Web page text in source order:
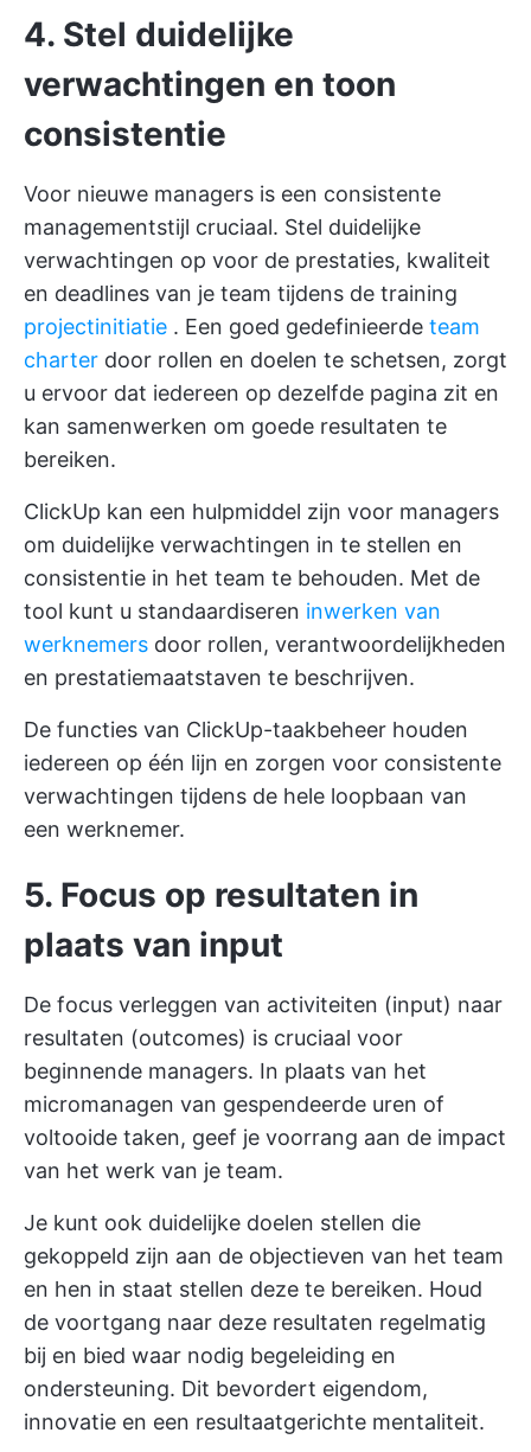
4. Stel duidelijke
verwachtingen en toon
consistentie
Voor nieuwe managers is een consistente
managementstijl cruciaal. Stel duidelijke
verwachtingen op voor de prestaties, kwaliteit
en deadlines van je team tijdens de training
projectinitiatie . Een goed gedefinieerde team
charter door rollen en doelen te schetsen, zorgt
u ervoor dat iedereen op dezelfde pagina zit en
kan samenwerken om goede resultaten te
bereiken.
ClickUp kan een hulpmiddel zijn voor managers
om duidelijke verwachtingen in te stellen en
consistentie in het team te behouden. Met de
tool kunt u standaardiseren inwerken van
werknemers door rollen, verantwoordelijkheden
en prestatiemaatstaven te beschrijven.
De functies van ClickUp-taakbeheer houden
iedereen op één lijn en zorgen voor consistente
verwachtingen tijdens de hele loopbaan van
een werknemer.
5. Focus op resultaten in
plaats van input
De focus verleggen van activiteiten (input) naar
resultaten (outcomes) is cruciaal voor
beginnende managers. In plaats van het
micromanagen van gespendeerde uren of
voltooide taken, geef je voorrang aan de impact
van het werk van je team.
Je kunt ook duidelijke doelen stellen die
gekoppeld zijn aan de objectieven van het team
en hen in staat stellen deze te bereiken. Houd
de voortgang naar deze resultaten regelmatig
bij en bied waar nodig begeleiding en
ondersteuning. Dit bevordert eigendom,
innovatie en een resultaatgerichte mentaliteit.